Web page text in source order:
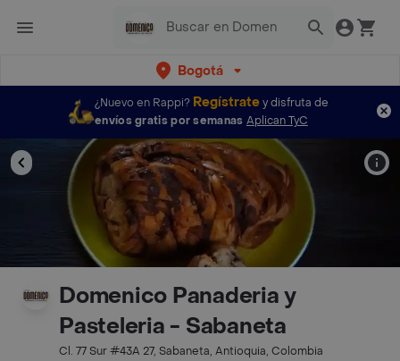
Bogotá
¿Nuevo en Rappi? Regístratey disfruta de
envíos gratis por semanas Aplican TyC
Domenico Panaderia y
Pasteleria - Sabaneta
Cl. 77 Sur #43A 27, Sabaneta, Antioquia, Colombia